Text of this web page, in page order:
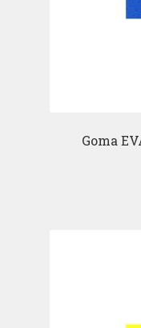
Goma